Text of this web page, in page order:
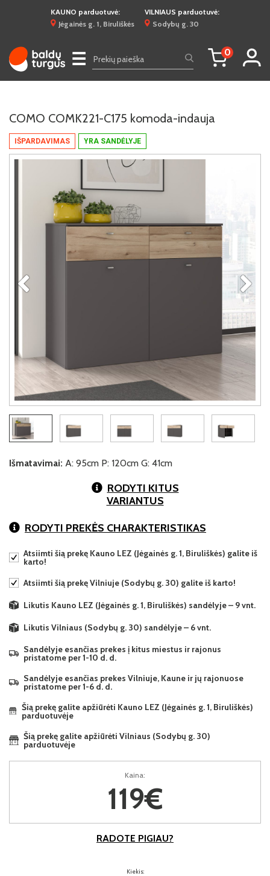
KAUNO parduotuvė:
Jėgainės g. 1, Biruliškės
VILNIAUS parduotuvė:
Sodybų g. 30
☰ 0
IŠPARDAVIMAS YRA SANDĖLYJE
COMO COMK221-C175 komoda-indauja
Išmatavimai: A: 95cm P: 120cm G: 41cm
RODYTI KITUS
VARIANTUS
RODYTI PREKĖS CHARAKTERISTIKAS
Atsiimti šią prekę Kauno LEZ (Jėgainės g. 1, Biruliškės) galite iš
karto!
Atsiimti šią prekę Vilniuje (Sodybų g. 30) galite iš karto!
Likutis Kauno LEZ (Jėgainės g. 1, Biruliškės) sandėlyje – 9 vnt.
Likutis Vilniaus (Sodybų g. 30) sandėlyje – 6 vnt.
Sandėlyje esančias prekes į kitus miestus ir rajonus
pristatome per 1-10 d. d.
Sandėlyje esančias prekes Vilniuje, Kaune ir jų rajonuose
pristatome per 1-6 d. d.
Šią prekę galite apžiūrėti Kauno LEZ (Jėgainės g. 1, Biruliškės)
parduotuvėje
Šią prekę galite apžiūrėti Vilniaus (Sodybų g. 30)
parduotuvėje
Kaina:
119€
RADOTE PIGIAU?
Kiekis: